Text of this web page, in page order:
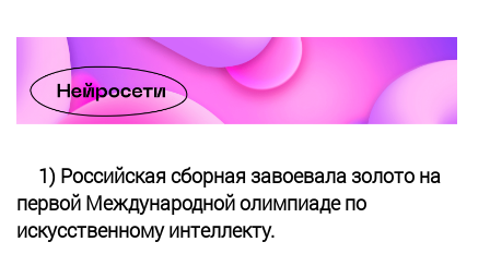
1) Российская сборная завоевала золото на
первой Международной олимпиаде по
искусственному интеллекту.